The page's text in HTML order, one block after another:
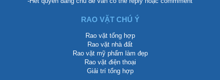
RAO VẶT CHÚ Ý
Rao vặt tổng hợp
Rao vặt nhà đất
Rao vặt mỹ phẩm làm đẹp
Rao vặt điện thoại
Giải trí tổng hợp